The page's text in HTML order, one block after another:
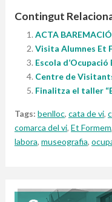
Contingut
ACTA BAREMACIÓ
Visita Alumnes Et
Escola
Centre de
Finalitza el taller
Tags: benlloc, cata de vi,
comarca del vi, Et Formem,
labora, museografia,